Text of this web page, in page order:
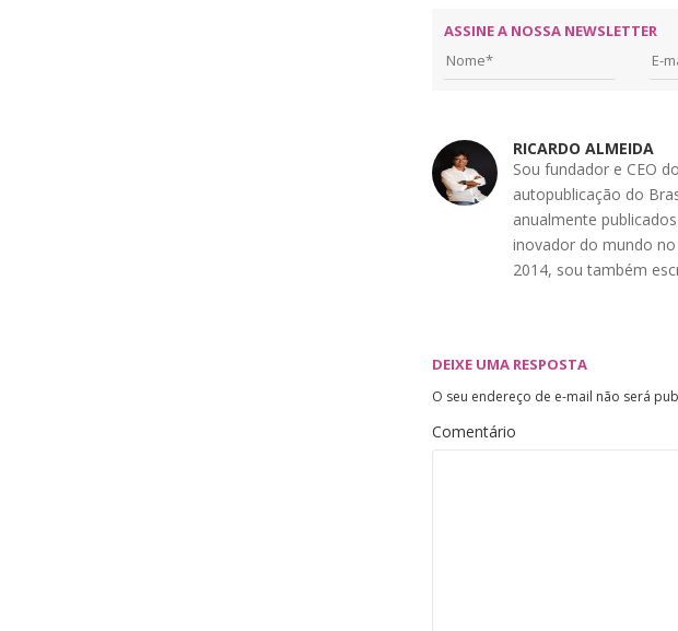
ASSINE A NOSSA NEWSLETTER
RICARDO ALMEIDA
Sou fundador e CEO
autopublicação do
anualmente
inovador do mundo
2014, sou também
DEIXE UMA RESPOSTA
O seu endereço de e-mail não será
Comentário